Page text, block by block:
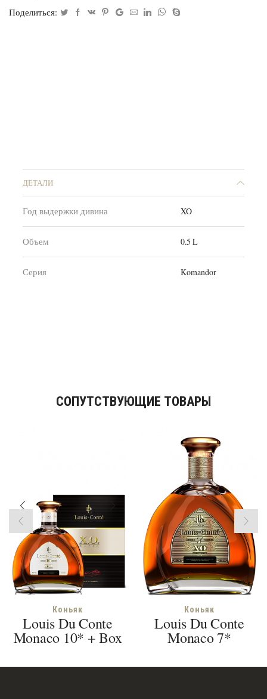
Поделиться:
ДЕТАЛИ
Год выдержки дивина XO
Объем 0.5 L
Серия Komandor
СОПУТСТВУЮЩИЕ ТОВАРЫ
Коньяк
Louis Du Conte
Monaco 10* + Box
Коньяк
Louis Du Conte
Monaco 7*